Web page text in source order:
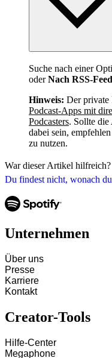
Du findest nicht, wonach
Suche nach einer
oderNach RSS-
Hinweis: Der
Podcast-Apps mit
Podcasters. Sollte die
dabei sein,
zu nutzen.
War dieser Artikel hilfreich?
Unternehmen
Über uns
Presse
Karriere
Kontakt
Creator-Tools
Hilfe-Center
Megaphone